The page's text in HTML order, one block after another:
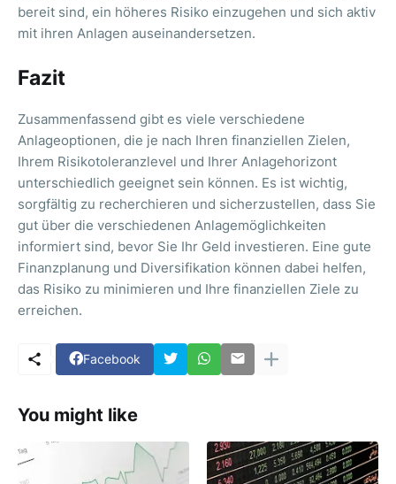
bereit sind, ein höheres Risiko einzugehen und sich aktiv
mit ihren Anlagen auseinandersetzen.
Fazit
Zusammenfassend gibt es viele verschiedene
Anlageoptionen, die je nach Ihren finanziellen Zielen,
Ihrem Risikotoleranzlevel und Ihrer Anlagehorizont
unterschiedlich geeignet sein können. Es ist wichtig,
sorgfältig zu recherchieren und sicherzustellen, dass Sie
gut über die verschiedenen Anlagemöglichkeiten
informiert sind, bevor Sie Ihr Geld investieren. Eine gute
Finanzplanung und Diversifikation können dabei helfen,
das Risiko zu minimieren und Ihre finanziellen Ziele zu
erreichen.
Facebook
You might like